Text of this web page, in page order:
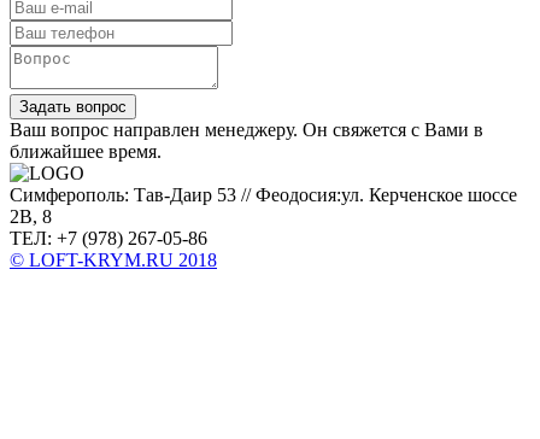
Задать вопрос
Ваш вопрос направлен менеджеру. Он свяжется с Вами в
ближайшее время.
Симферополь: Тав-Даир 53 // Феодосия:ул. Керченское шоссе
2В, 8
ТЕЛ: +7 (978) 267-05-86
© LOFT-KRYM.RU 2018